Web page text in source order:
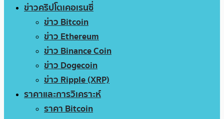
ข่าวคริปโตเคอเรนซี่
ข่าว Bitcoin
ข่าว Ethereum
ข่าว Binance Coin
ข่าว Dogecoin
ข่าว Ripple (XRP)
ราคาและการวิเคราะห์
ราคา Bitcoin